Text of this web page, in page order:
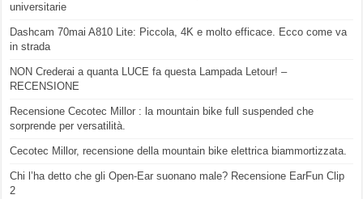
universitarie
Dashcam 70mai A810 Lite: Piccola, 4K e molto efficace. Ecco come va
in strada
NON Crederai a quanta LUCE fa questa Lampada Letour! –
RECENSIONE
Recensione Cecotec Millor : la mountain bike full suspended che
sorprende per versatilità.
Cecotec Millor, recensione della mountain bike elettrica biammortizzata.
Chi l’ha detto che gli Open-Ear suonano male? Recensione EarFun Clip
2